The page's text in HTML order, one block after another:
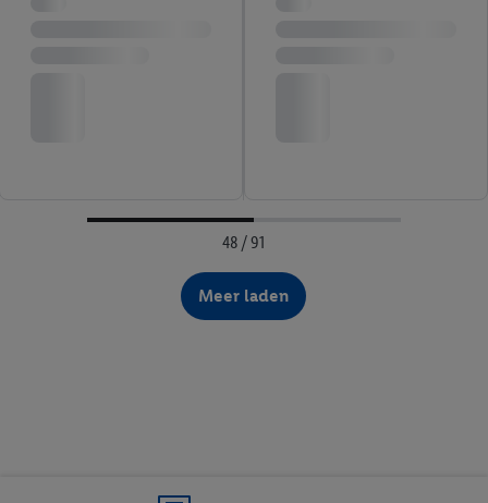
48 / 91
Meer laden